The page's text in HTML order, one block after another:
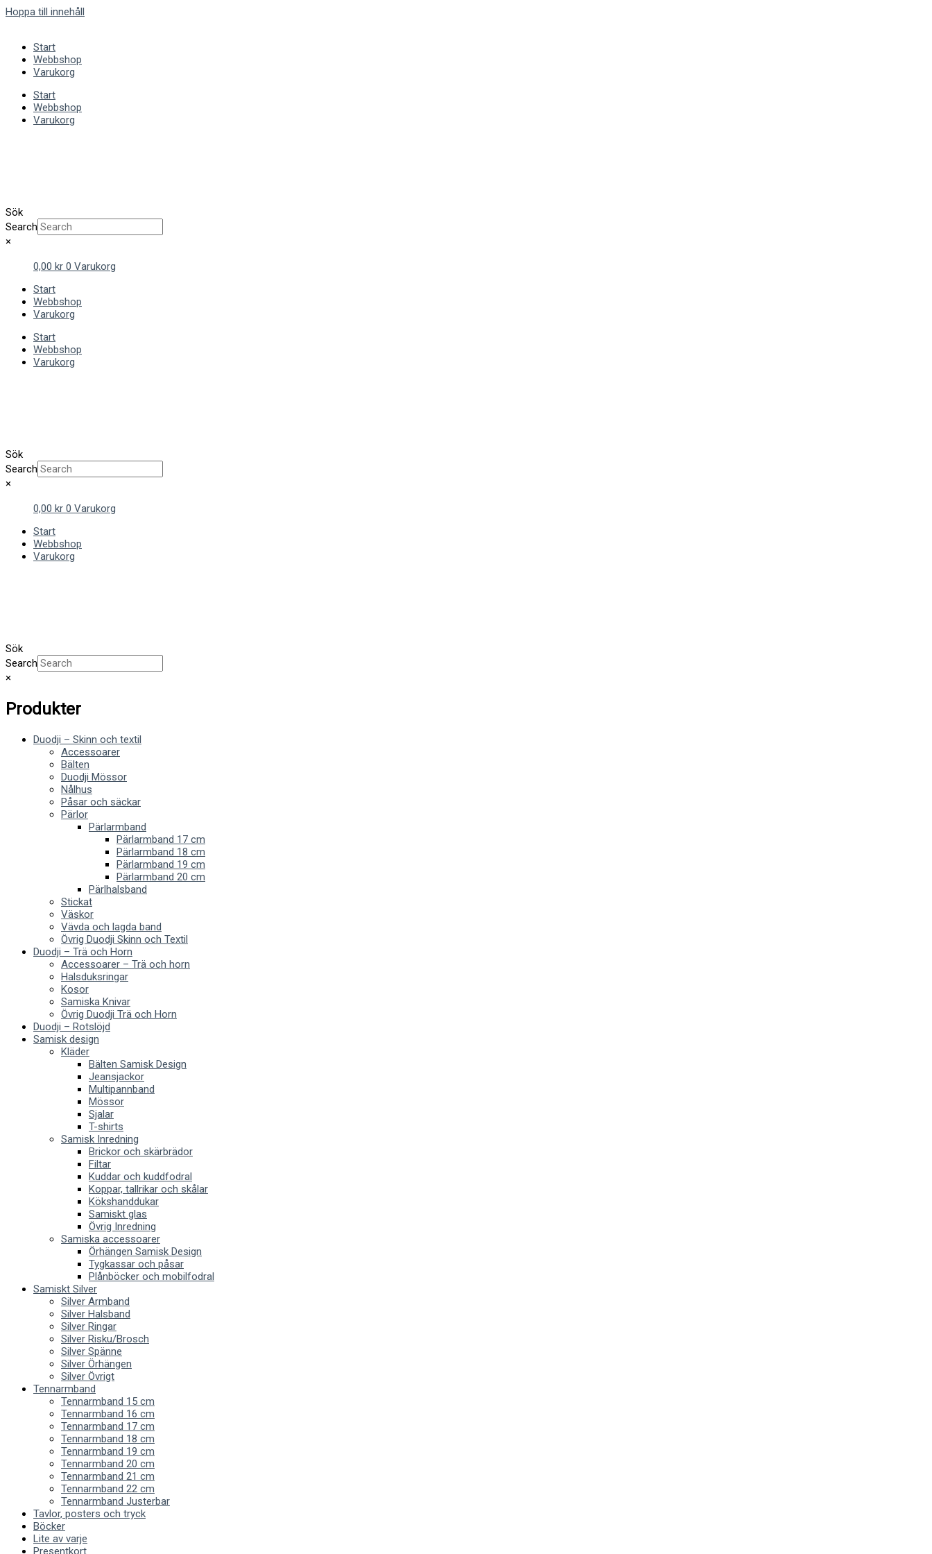
Hoppa till innehåll
Start
Webbshop
Varukorg
Start
Webbshop
Varukorg
Sök
Search
×
0,00 kr 0 Varukorg
Start
Webbshop
Varukorg
Start
Webbshop
Varukorg
Sök
Search
×
0,00 kr 0 Varukorg
Start
Webbshop
Varukorg
Sök
Search
×
Produkter
Duodji – Skinn och textil
Accessoarer
Bälten
Duodji Mössor
Nålhus
Påsar och säckar
Pärlor
Pärlarmband
Pärlarmband 17 cm
Pärlarmband 18 cm
Pärlarmband 19 cm
Pärlarmband 20 cm
Pärlhalsband
Stickat
Väskor
Vävda och lagda band
Övrig Duodji Skinn och Textil
Duodji – Trä och Horn
Accessoarer – Trä och horn
Halsduksringar
Kosor
Samiska Knivar
Övrig Duodji Trä och Horn
Duodji – Rotslöjd
Samisk design
Kläder
Bälten Samisk Design
Jeansjackor
Multipannband
Mössor
Sjalar
T-shirts
Samisk Inredning
Brickor och skärbrädor
Filtar
Kuddar och kuddfodral
Koppar, tallrikar och skålar
Kökshanddukar
Samiskt glas
Övrig Inredning
Samiska accessoarer
Örhängen Samisk Design
Tygkassar och påsar
Plånböcker och mobilfodral
Samiskt Silver
Silver Armband
Silver Halsband
Silver Ringar
Silver Risku/Brosch
Silver Spänne
Silver Örhängen
Silver Övrigt
Tennarmband
Tennarmband 15 cm
Tennarmband 16 cm
Tennarmband 17 cm
Tennarmband 18 cm
Tennarmband 19 cm
Tennarmband 20 cm
Tennarmband 21 cm
Tennarmband 22 cm
Tennarmband Justerbar
Tavlor, posters och tryck
Böcker
Lite av varje